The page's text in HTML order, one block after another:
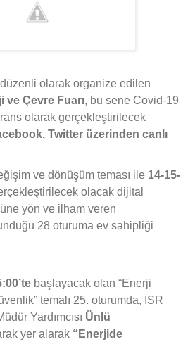
düzenli olarak organize edilen
ve Çevre Fuarı, bu sene Covid-19
olarak gerçekleştirilecek
Twitter üzerinden canlı
ve dönüşüm teması ile 14-15-
olacak dijital
yön ve ilham veren
28 oturuma ev sahipliği
başlayacak olan “Enerji
temalı 25. oturumda, ISR
Yardımcısı Ünlü
yer alarak “Enerjide